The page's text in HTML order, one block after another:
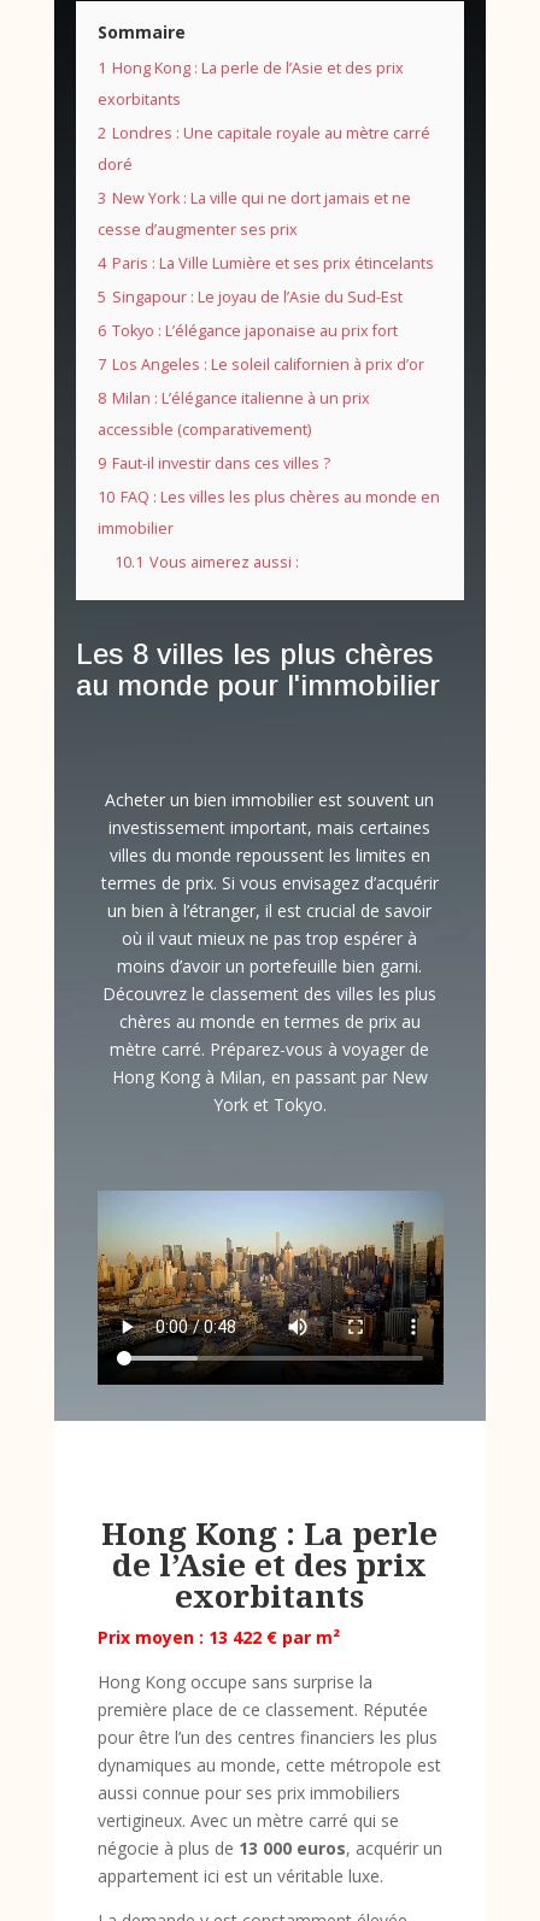
Sommaire
1 Hong Kong : La perle de l’Asie et des prix
exorbitants
2 Londres : Une capitale royale au mètre carré
doré
3 New York : La ville qui ne dort jamais et ne
cesse d’augmenter ses prix
4 Paris : La Ville Lumière et ses prix étincelants
5 Singapour : Le joyau de l’Asie du Sud-Est
6 Tokyo : L’élégance japonaise au prix fort
7 Los Angeles : Le soleil californien à prix d’or
8 Milan : L’élégance italienne à un prix
accessible (comparativement)
9 Faut-il investir dans ces villes ?
10 FAQ : Les villes les plus chères au monde en
immobilier
10.1 Vous aimerez aussi :
Les 8 villes les plus chères
au monde pour l'immobilier
Acheter un bien immobilier est souvent un
investissement important, mais certaines
villes du monde repoussent les limites en
termes de prix. Si vous envisagez d’acquérir
un bien à l’étranger, il est crucial de savoir
où il vaut mieux ne pas trop espérer à
moins d’avoir un portefeuille bien garni.
Découvrez le classement des villes les plus
chères au monde en termes de prix au
mètre carré. Préparez-vous à voyager de
Hong Kong à Milan, en passant par New
York et Tokyo.
Hong Kong : La perle
de l’Asie et des prix
exorbitants
Prix moyen : 13 422 € par m²
Hong Kong occupe sans surprise la
première place de ce classement. Réputée
pour être l’un des centres financiers les plus
dynamiques au monde, cette métropole est
aussi connue pour ses prix immobiliers
vertigineux. Avec un mètre carré qui se
négocie à plus de 13 000 euros, acquérir un
appartement ici est un véritable luxe.